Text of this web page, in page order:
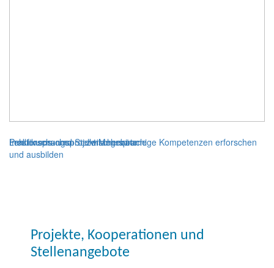
Projekte, Kooperationen und
Stellenangebote
Lehrforschungsprojekt Mehrsprachige Kompetenzen erforschen
und ausbilden
mediensprachen : : zwischenräume
Praktikums- und Stellenangebote